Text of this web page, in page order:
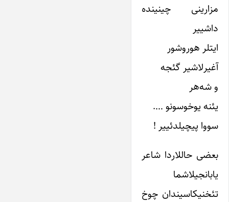
مزارینی چینینده
داشییر
ایتلر هوروشور
آغیرلاشیر گئجه
و شه‌هر
یئنه یوخوسونو ….
سووا پیچیلدئییر !
بعضی حاللاردا شاعر
یابانجیلاشما
تئخنیکاسیندان چوخ